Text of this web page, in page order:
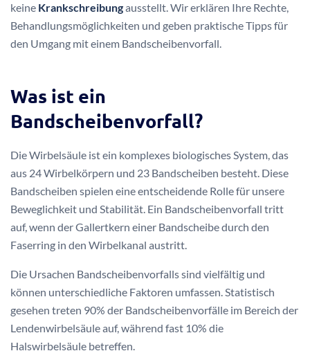
keine Krankschreibungausstellt. Wir erklären Ihre Rechte,
Behandlungsmöglichkeiten und geben praktische Tipps für
den Umgang mit einem Bandscheibenvorfall.
Was ist ein
Bandscheibenvorfall?
Die Wirbelsäule ist ein komplexes biologisches System, das
aus 24 Wirbelkörpern und 23 Bandscheiben besteht. Diese
Bandscheiben spielen eine entscheidende Rolle für unsere
Beweglichkeit und Stabilität. Ein Bandscheibenvorfall tritt
auf, wenn der Gallertkern einer Bandscheibe durch den
Faserring in den Wirbelkanal austritt.
Die Ursachen Bandscheibenvorfalls sind vielfältig und
können unterschiedliche Faktoren umfassen. Statistisch
gesehen treten 90% der Bandscheibenvorfälle im Bereich der
Lendenwirbelsäule auf, während fast 10% die
Halswirbelsäule betreffen.